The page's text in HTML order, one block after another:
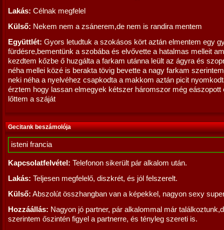
Lakás: Célnak megfelel
Külső: Nekem nem a zsánerem,de nem is randira mentem
Együttlét: Gyors letudtuk a szokásos kört aztán elmentem egy
fürdésre,bementünk a szobába és elvővette a hatalmas melleit
kezdtem kőzbe ő huzgálta a farkam utánna leült az ágyra és
néha mellei közé is berakta tövig bevette a nagy farkam
neki néha a nyelvéhez csapkodta a makkom aztán picit
érztem hogy lassan elmegyek kétszer háromszor még eászopott
lőttem a száját
Gecitank beszámolója
isteni francia
Kapcsolatfelvétel: Telefonon sikerült pár alkalom után.
Lakás: Teljesen megfelelő, diszkrét, és jól felszerelt.
Külső: Abszolút összhangban van a képekkel, nagyon sexy
Hozzáállás: Nagyon jó partner, pár alkalommal már
szerintem őszintén figyel a partnerre, és tényleg szereti is.